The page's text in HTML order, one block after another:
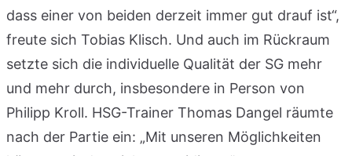
dass einer von beiden derzeit immer gut drauf ist“,
freute sich Tobias Klisch. Und auch im Rückraum
setzte sich die individuelle Qualität der SG mehr
und mehr durch, insbesondere in Person von
Philipp Kroll. HSG-Trainer Thomas Dangel räumte
nach der Partie ein: „Mit unseren Möglichkeiten